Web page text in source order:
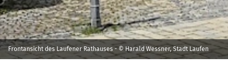
Frontansicht des Laufener Rathauses - © Harald Wessner, Stadt Laufen